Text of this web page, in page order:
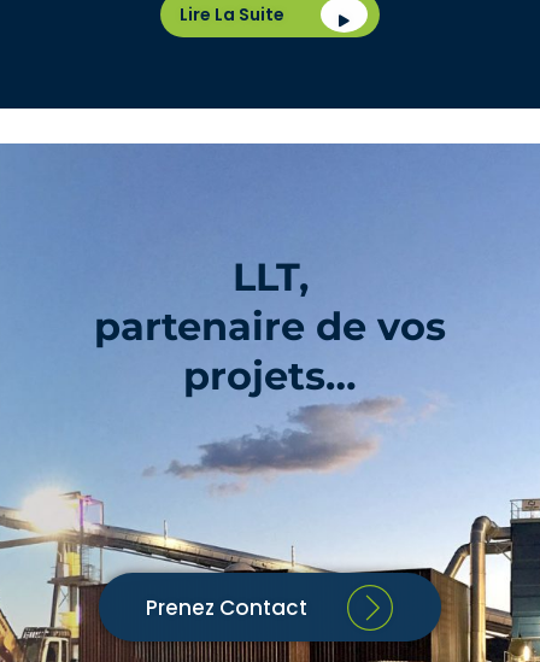
Lire La Suite
LLT,
partenaire de vos
projets…
Prenez Contact